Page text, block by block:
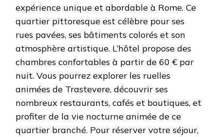
expérience unique et abordable à Rome. Ce
quartier pittoresque est célèbre pour ses
rues pavées, ses bâtiments colorés et son
atmosphère artistique. L’hôtel propose des
chambres confortables à partir de 60 € par
nuit. Vous pourrez explorer les ruelles
animées de Trastevere, découvrir ses
nombreux restaurants, cafés et boutiques, et
profiter de la vie nocturne animée de ce
quartier branché. Pour réserver votre séjour,